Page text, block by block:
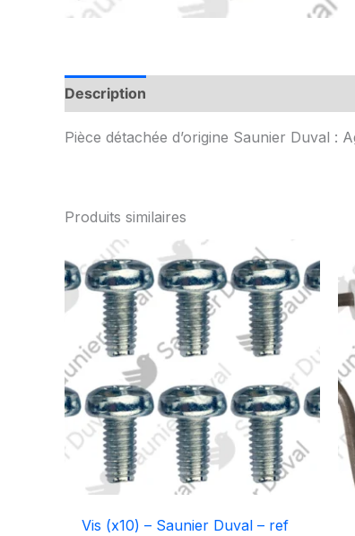
Description
Pièce détachée d’origine Saunier Duval :
Produits similaires
Vis (x10) – Saunier Duval – ref